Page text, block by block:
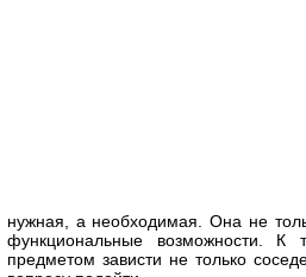
нужная, а необходимая. Она не
функциональные возможности. К
предметом зависти не только